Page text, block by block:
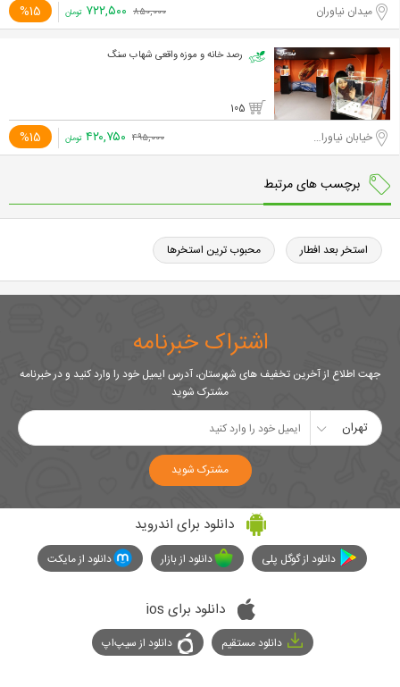
میدان نیاوران %15 ۸۵۰,۰۰۰ ۷۲۲,۵۰۰ تومان
رصد خانه و موزه واقعی شهاب سنگ
105
خیابان نیاوران، ابتدای خیابان دارآباد %15 ۴۹۵,۰۰۰ ۴۲۰,۷۵۰ تومان
برچسب های مرتبط
استخر بعد افطار محبوب ترین استخرها
اشتراک خبرنامه
جهت اطلاع از آخرین تخفیف های شهرستان، آدرس ایمیل خود را وارد کنید و در خبرنامه
مشترک شوید
تهران
مشترک شوید
دانلود برای اندروید
دانلود از گوگل پلی دانلود از بازار دانلود از مایکت
دانلود برای ios
دانلود مستقیم دانلود از سیپ‌اپ